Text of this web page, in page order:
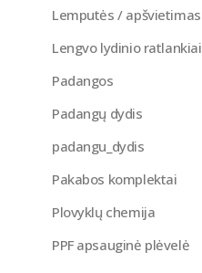
Lemputės / apšvietimas
Lengvo lydinio ratlankiai
Padangos
Padangų dydis
padangu_dydis
Pakabos komplektai
Plovyklų chemija
PPF apsauginė plėvelė